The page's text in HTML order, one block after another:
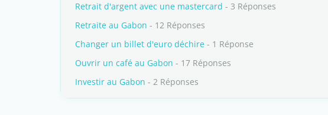
Retrait d'argent avec une mastercard - 3 Réponses
Retraite au Gabon - 12 Réponses
Changer un billet d'euro déchire - 1 Réponse
Ouvrir un café au Gabon - 17 Réponses
Investir au Gabon - 2 Réponses